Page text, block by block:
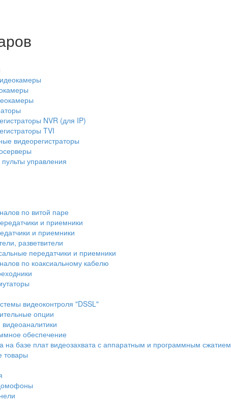
NVR (для IP)
TVI
видеорегистраторы
управления
по витой паре
и приемники
и приемники
разветвители
передатчики и приемники
по коаксиальному кабелю
видеоконтроля "DSSL"
опции
обеспечение
на базе плат видеозахвата с аппаратным и программным сжатием
товары